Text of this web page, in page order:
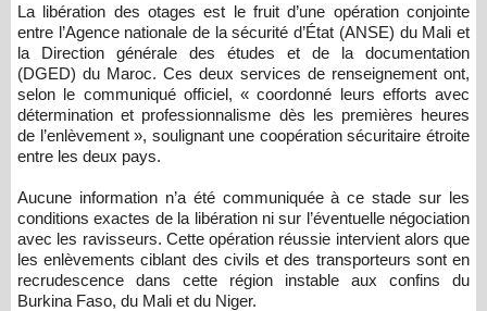
La libération des otages est le fruit d’une opération conjointe
entre l’Agence nationale de la sécurité d’État (ANSE) du Mali et
la Direction générale des études et de la documentation
(DGED) du Maroc. Ces deux services de renseignement ont,
selon le communiqué officiel, « coordonné leurs efforts avec
détermination et professionnalisme dès les premières heures
de l’enlèvement », soulignant une coopération sécuritaire étroite
entre les deux pays.
Aucune information n’a été communiquée à ce stade sur les
conditions exactes de la libération ni sur l’éventuelle négociation
avec les ravisseurs. Cette opération réussie intervient alors que
les enlèvements ciblant des civils et des transporteurs sont en
recrudescence dans cette région instable aux confins du
Burkina Faso, du Mali et du Niger.